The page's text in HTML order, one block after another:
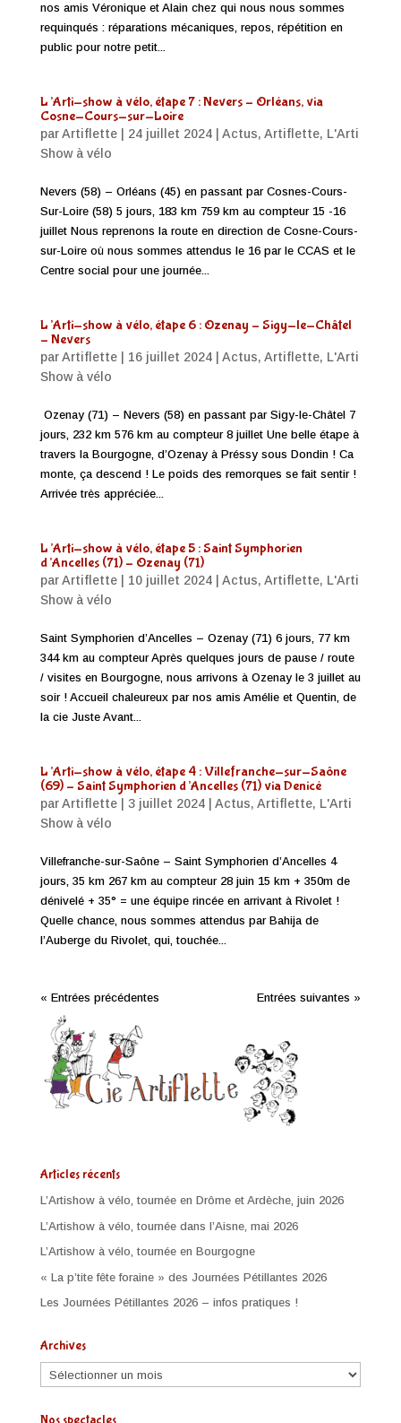
nos amis Véronique et Alain chez qui nous nous sommes
requinqués : réparations mécaniques, repos, répétition en
public pour notre petit...
L’Arti-show à vélo, étape 7 : Nevers – Orléans, via
Cosne-Cours-sur-Loire
parArtiflette| 24 juillet 2024| Actus, Artiflette, L'Arti
Show à vélo
Nevers (58) – Orléans (45) en passant par Cosnes-Cours-
Sur-Loire (58) 5 jours, 183 km 759 km au compteur 15 -16
juillet Nous reprenons la route en direction de Cosne-Cours-
sur-Loire où nous sommes attendus le 16 par le CCAS et le
Centre social pour une journée...
L’Arti-show à vélo, étape 6 : Ozenay – Sigy-le-Châtel
– Nevers
parArtiflette| 16 juillet 2024| Actus, Artiflette, L'Arti
Show à vélo
Ozenay (71) – Nevers (58) en passant par Sigy-le-Châtel 7
jours, 232 km 576 km au compteur 8 juillet Une belle étape à
travers la Bourgogne, d’Ozenay à Préssy sous Dondin ! Ca
monte, ça descend ! Le poids des remorques se fait sentir !
Arrivée très appréciée...
L’Arti-show à vélo, étape 5 : Saint Symphorien
d’Ancelles (71) – Ozenay (71)
parArtiflette| 10 juillet 2024| Actus, Artiflette, L'Arti
Show à vélo
Saint Symphorien d’Ancelles – Ozenay (71) 6 jours, 77 km
344 km au compteur Après quelques jours de pause / route
/ visites en Bourgogne, nous arrivons à Ozenay le 3 juillet au
soir ! Accueil chaleureux par nos amis Amélie et Quentin, de
la cie Juste Avant...
L’Arti-show à vélo, étape 4 : Villefranche-sur-Saône
(69) – Saint Symphorien d’Ancelles (71) via Denicé
parArtiflette| 3 juillet 2024| Actus, Artiflette, L'Arti
Show à vélo
Villefranche-sur-Saône – Saint Symphorien d’Ancelles 4
jours, 35 km 267 km au compteur 28 juin 15 km + 350m de
dénivelé + 35° = une équipe rincée en arrivant à Rivolet !
Quelle chance, nous sommes attendus par Bahija de
l’Auberge du Rivolet, qui, touchée...
« Entrées précédentes Entrées suivantes »
Articles récents
L’Artishow à vélo, tournée en Drôme et Ardèche, juin 2026
L’Artishow à vélo, tournée dans l’Aisne, mai 2026
L’Artishow à vélo, tournée en Bourgogne
« La p’tite fête foraine » des Journées Pétillantes 2026
Les Journées Pétillantes 2026 – infos pratiques !
Archives
Archives